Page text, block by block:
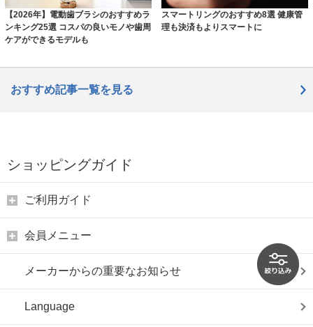
【2026年】電動歯ブラシのおすすめラ
ンキング25選 コスパの良いモノや歯周
ケアができるモデルも
スマートリングのおすすめ8選 健康管
理も決済もよりスマートに
おすすめ記事一覧を見る
ショッピングガイド
ご利用ガイド
会員メニュー
メーカーからの重要なお知らせ
Language